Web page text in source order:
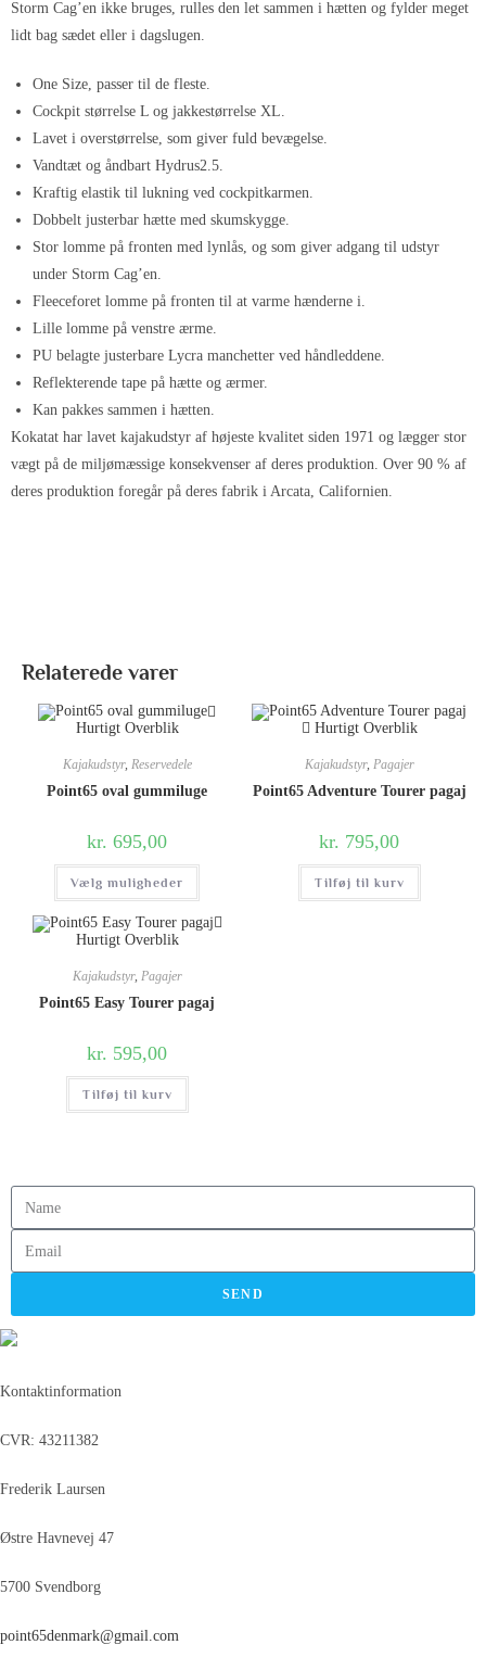
Storm Cag’en ikke bruges, rulles den let sammen i hætten og fylder meget
lidt bag sædet eller i dagslugen.
One Size, passer til de fleste.
Cockpit størrelse L og jakkestørrelse XL.
Lavet i overstørrelse, som giver fuld bevægelse.
Vandtæt og åndbart Hydrus2.5.
Kraftig elastik til lukning ved cockpitkarmen.
Dobbelt justerbar hætte med skumskygge.
Stor lomme på fronten med lynlås, og som giver adgang til udstyr
under Storm Cag’en.
Fleeceforet lomme på fronten til at varme hænderne i.
Lille lomme på venstre ærme.
PU belagte justerbare Lycra manchetter ved håndleddene.
Reflekterende tape på hætte og ærmer.
Kan pakkes sammen i hætten.
Kokatat har lavet kajakudstyr af højeste kvalitet siden 1971 og lægger stor
vægt på de miljømæssige konsekvenser af deres produktion. Over 90 % af
deres produktion foregår på deres fabrik i Arcata, Californien.
Relaterede varer
Hurtigt Overblik
Kajakudstyr, Reservedele
Point65 oval gummiluge
kr. 695,00
Vælg muligheder
Hurtigt Overblik
Kajakudstyr, Pagajer
Point65 Adventure Tourer pagaj
kr. 795,00
Tilføj til kurv
Hurtigt Overblik
Kajakudstyr, Pagajer
Point65 Easy Tourer pagaj
kr. 595,00
Tilføj til kurv
SEND
Kontaktinformation
CVR: 43211382
Frederik Laursen
Østre Havnevej 47
5700 Svendborg
point65denmark@gmail.com